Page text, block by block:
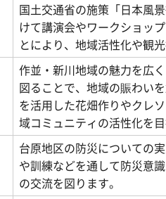
国土交通省の施策「日本風
けて講演会やワークショッ
とにより、地域活性化や観
作並・新川地域の魅力を広
図ることで、地域の賑わい
を活用した花畑作りやクレ
域コミュニティの活性化を目
台原地区の防災についての
や訓練などを通して防災意
の交流を図ります。